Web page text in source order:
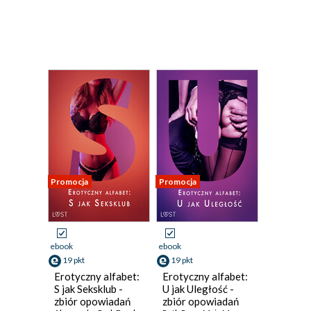
Promocja
ebook
19 pkt
Erotyczny alfabet:
S jak Seksklub -
zbiór opowiadań
Promocja
ebook
19 pkt
Erotyczny alfabet:
U jak Uległość -
zbiór opowiadań